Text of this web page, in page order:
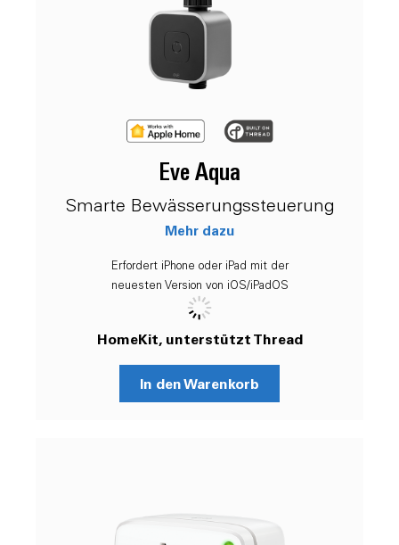
Eve Aqua
Smarte Bewässerungssteuerung
Mehr dazu
Erfordert iPhone oder iPad mit der
neuesten Version von iOS/iPadOS
HomeKit, unterstützt Thread
In den Warenkorb